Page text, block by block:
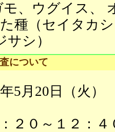
モ、ウグイス、
種（セイタカ
シ）
について
5月20日（火）
２０～１２：４